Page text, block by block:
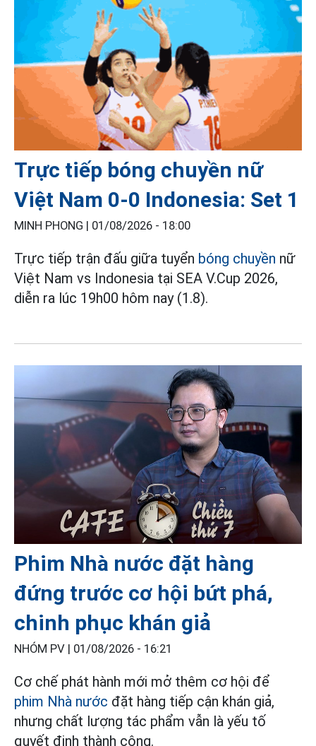
Trực tiếp bóng chuyền nữ
Việt Nam 0-0 Indonesia: Set 1
MINH PHONG | 01/08/2026 - 18:00
Trực tiếp trận đấu giữa tuyển bóng chuyền nữ
Việt Nam vs Indonesia tại SEA V.Cup 2026,
diễn ra lúc 19h00 hôm nay (1.8).
Phim Nhà nước đặt hàng
đứng trước cơ hội bứt phá,
chinh phục khán giả
NHÓM PV | 01/08/2026 - 16:21
Cơ chế phát hành mới mở thêm cơ hội để
phim Nhà nước đặt hàng tiếp cận khán giả,
nhưng chất lượng tác phẩm vẫn là yếu tố
quyết định thành công.